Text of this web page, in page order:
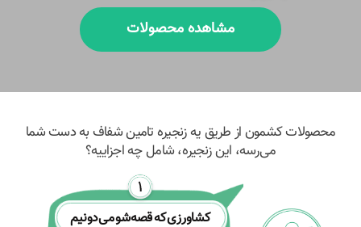
مشاهده محصولات
محصولات کشمون از طریق یه زنجیره تامین شفاف به دست شما
می‌رسه، این زنجیره، شامل چه اجزاییه؟
کشاورزی که قصه‌شو می‌دونیم